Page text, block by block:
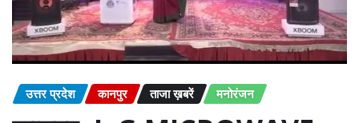
उत्तर प्रदेश कानपुर ताजा ख़बरें मनोरंजन